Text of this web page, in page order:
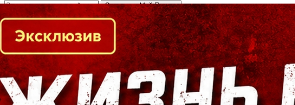
Кто есть кто в Байкальском регионе